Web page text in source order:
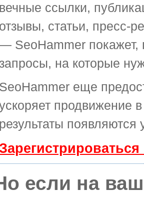
вечные ссылки,
отзывы, статьи, пресс-
SeoHammer покажет,
запросы, на которые
SeoHammer еще
продвижение
результаты
если на